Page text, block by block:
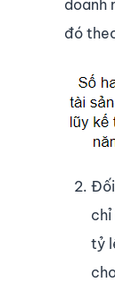
doanh
đó
Đối
chỉ
tỷ